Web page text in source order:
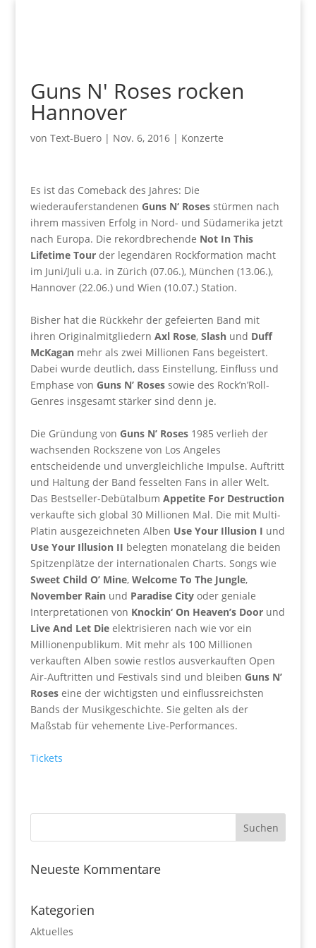
Guns N' Roses rocken
Hannover
von Text-Buero| Nov. 6, 2016| Konzerte
Es ist das Comeback des Jahres: Die
wiederauferstandenen Guns N‘ Rosesstürmen nach
ihrem massiven Erfolg in Nord- und Südamerika jetzt
nach Europa. Die rekordbrechende Not In This
Lifetime Tourder legendären Rockformation macht
im Juni/Juli u.a. in Zürich (07.06.), München (13.06.),
Hannover (22.06.) und Wien (10.07.) Station.
Bisher hat die Rückkehr der gefeierten Band mit
ihren Originalmitgliedern Axl Rose, Slashund Duff
McKaganmehr als zwei Millionen Fans begeistert.
Dabei wurde deutlich, dass Einstellung, Einfluss und
Emphase von Guns N’ Rosessowie des Rock’n’Roll-
Genres insgesamt stärker sind denn je.
Die Gründung von Guns N’ Roses1985 verlieh der
wachsenden Rockszene von Los Angeles
entscheidende und unvergleichliche Impulse. Auftritt
und Haltung der Band fesselten Fans in aller Welt.
Das Bestseller-Debütalbum Appetite For Destruction
verkaufte sich global 30 Millionen Mal. Die mit Multi-
Platin ausgezeichneten Alben Use Your Illusion I und
Use Your Illusion II belegten monatelang die beiden
Spitzenplätze der internationalen Charts. Songs wie
Sweet Child O’ Mine, Welcome To The Jungle,
November Rainund Paradise Cityoder geniale
Interpretationen von Knockin‘ On Heaven’s Doorund
Live And Let Dieelektrisieren nach wie vor ein
Millionenpublikum. Mit mehr als 100 Millionen
verkauften Alben sowie restlos ausverkauften Open
Air-Auftritten und Festivals sind und bleiben Guns N’
Roseseine der wichtigsten und einflussreichsten
Bands der Musikgeschichte. Sie gelten als der
Maßstab für vehemente Live-Performances.
Tickets
Neueste Kommentare
Kategorien
Aktuelles